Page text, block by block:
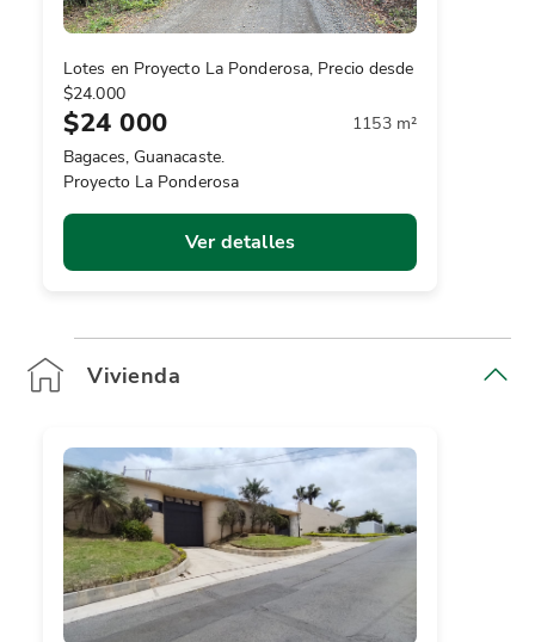
Lotes en Proyecto La Ponderosa, Precio desde
$24.000
$24 000
1153 m²
Bagaces, Guanacaste.
Proyecto La Ponderosa
Ver detalles
Vivienda